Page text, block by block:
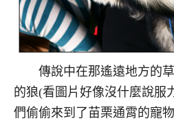
傳說中在那遙遠地方的草
的狼(看圖片好像沒什麼說
們偷偷來到了苗栗通霄的寵